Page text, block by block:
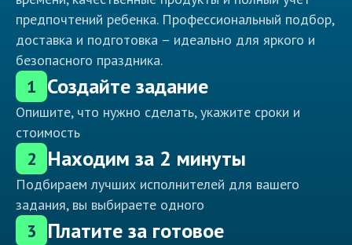
предпочтений ребенка. Профессиональный подбор,
доставка и подготовка – идеально для яркого и
безопасного праздника.
1 Создайте задание
Опишите, что нужно сделать, укажите сроки и
стоимость
2 Находим за 2 минуты
Подбираем лучших исполнителей для вашего
задания, вы выбираете одного
3 Платите за готовое